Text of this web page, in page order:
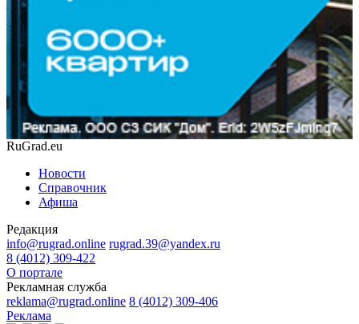
RuGrad.eu
Новости
Справочник
Афиша
Редакция
info@rugrad.online rugrad.39@yandex.ru
8 (4012) 309-422
О портале
Рекламная служба
reklama@rugrad.online 8 (4012) 309-406
Реклама